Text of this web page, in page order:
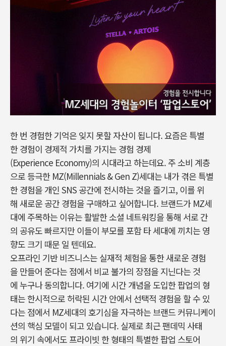
한 번 경험한 기억은 잊지 못할 자산이 됩니다. 요즘은 특별
한 경험이 경제적 가치를 가지는 경험 경제
(Experience Economy)의 시대라고 하는데요. 주 소비 계층
으로 등극한 MZ(Millennials & Gen Z)세대는 내가 겪은 특별
한 경험을 개인 SNS 공간에 전시하는 것을 즐기고, 이를 위
해 새로운 공간 경험을 구매하고 싶어합니다. 브랜드가 MZ세
대에 주목하는 이유는 활발한 소셜 네트워킹을 통해 서로 간
의 공유도 빠르지만 이들이 부모를 포함 타 세대에 끼치는 영
향도 크기 때문 일 텐데요.
오프라인 기반 비즈니스는 실재적 체험을 통한 새로운 경험
을 만들어 준다는 점에서 비교 불가의 장점을 지닌다는 것
에 누구나 동의합니다. 여기에 시간 개념을 도입한 팝업의 형
태는 한시적으로 허락된 시간 안에서 선택적 경험을 할 수 있
다는 점에서 MZ세대의 호기심을 자극하는 브랜드 커뮤니케이
션의 핵심 모델이 되고 있습니다. 실제로 최근 팬데믹 사태
의 위기 속에서도 프라이빗 한 형태의 특별한 팝업 스토어